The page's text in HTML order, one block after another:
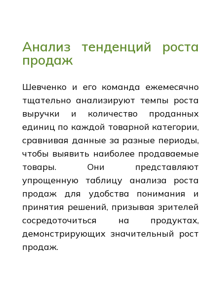
Анализ тенденций роста
продаж
Шевченко и его команда ежемесячно
тщательно анализируют темпы роста
выручки и количество проданных
единиц по каждой товарной категории,
сравнивая данные за разные периоды,
чтобы выявить наиболее продаваемые
товары. Они представляют
упрощенную таблицу анализа роста
продаж для удобства понимания и
принятия решений, призывая зрителей
сосредоточиться на продуктах,
демонстрирующих значительный рост
продаж.